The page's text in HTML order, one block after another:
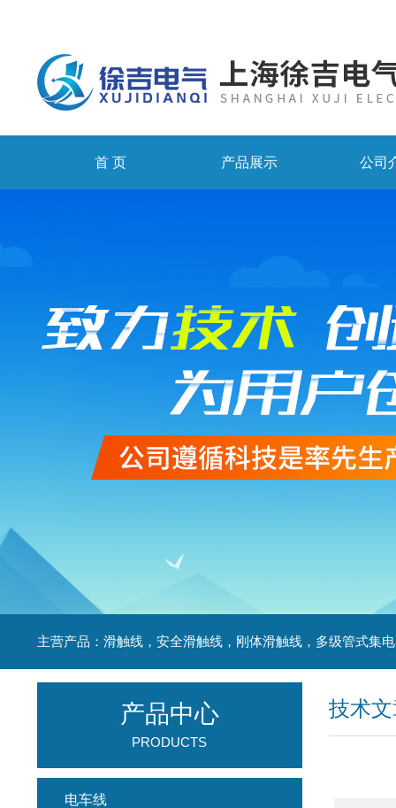
首 页 产品展示 公司
技术
产品中心
PRODUCTS
电车线